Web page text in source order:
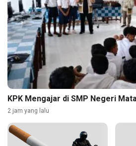
KPK Mengajar di SMP Negeri
2 jam yang lalu